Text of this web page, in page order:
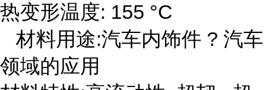
热变形温度: 155 °C
材料用途:汽车内饰件 ? 汽车
领域的应用